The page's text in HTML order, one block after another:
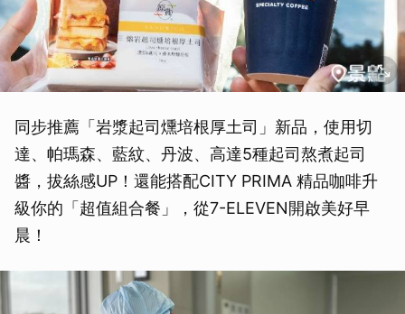
同步推薦「岩漿起司燻培根厚土司」新品，使用切
達、帕瑪森、藍紋、丹波、高達5種起司熬煮起司
醬，拔絲感UP！還能搭配CITY PRIMA 精品咖啡升
級你的「超值組合餐」，從7-ELEVEN開啟美好早
晨！